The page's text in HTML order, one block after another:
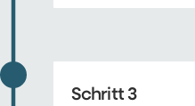
Schritt 3